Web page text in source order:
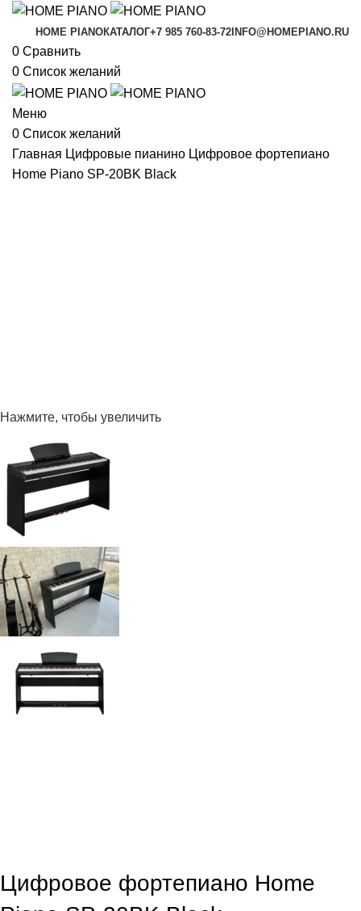
HOME PIANOКАТАЛОГ+7 985 760-83-72 INFO@HOMEPIANO.RU
0 Сравнить
0 Список желаний
Меню
0 Список желаний
Главная Цифровые пианино Цифровое фортепиано
Home Piano SP-20BK Black
Нажмите, чтобы увеличить
Цифровое фортепиано Home